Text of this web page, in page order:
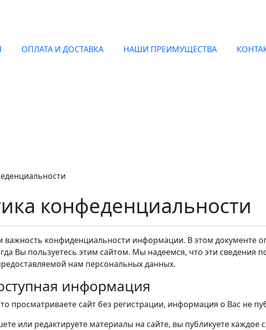
ОПЛАТА И ДОСТАВКА НАШИ ПРЕИМУЩЕСТВА
конфеденциальности
конфиденциальности информации. В этом документе
Вы пользуетесь этим сайтом. Мы надеемся, что эти
нам персональных данных.
информация
просматриваете сайт без регистрации, информация о Вас не
или редактируете материалы на сайте, вы публикуете каждое